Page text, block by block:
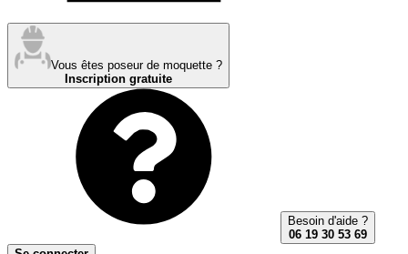
Vous êtes poseur de moquette ?
Inscription gratuite
Besoin d'aide ?
06 19 30 53 69